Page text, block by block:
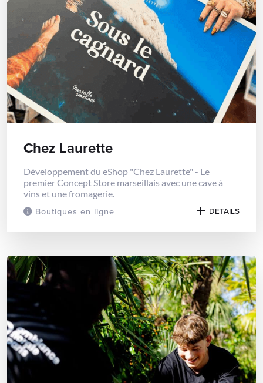
Boutiques en ligne
Chez Laurette
Développement du eShop "Chez Laurette" - Le
premier Concept Store marseillais avec une cave à
vins et une fromagerie.
DETAILS